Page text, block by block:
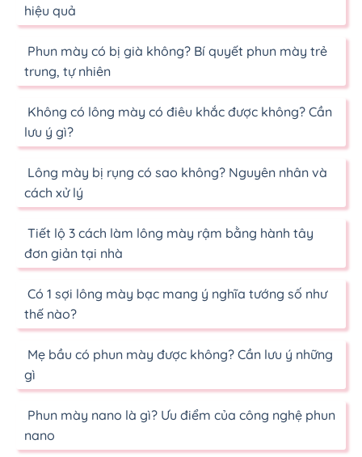
hiệu quả
Phun mày có bị già không? Bí quyết phun mày trẻ
trung, tự nhiên
Không có lông mày có điêu khắc được không? Cần
lưu ý gì?
Lông mày bị rụng có sao không? Nguyên nhân và
cách xử lý
Tiết lộ 3 cách làm lông mày rậm bằng hành tây
đơn giản tại nhà
Có 1 sợi lông mày bạc mang ý nghĩa tướng số như
thế nào?
Mẹ bầu có phun mày được không? Cần lưu ý những
gì
Phun mày nano là gì? Ưu điểm của công nghệ phun
nano